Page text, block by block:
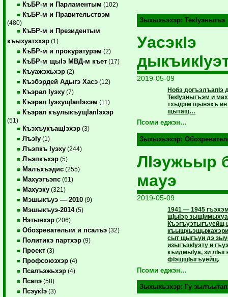
КъБР-м и Парламентым (102)
КъБР-м и Правительствэм
(480)
КъБР-м и Президентым
къыхуатххэр (1)
КъБР-м и прокуратурэм (2)
КъБР-м щыIэ МВД-м къет (17)
Къуажэхьхэр (2)
Къэбэрдей Адыгэ Хасэ (12)
Къэрал Iуэху (7)
Къэрал IуэхущIапIэхэм (11)
Къэрал къулыкъущIапIэхэр
(51)
КъэхъукъащIэхэр (3)
ЛъэIу (1)
Лъэпкъ Iуэху (244)
Лъэпкъхэр (5)
Малъхъэдис (255)
Махуэгъэпс (61)
Махуэку (321)
Мэшыкъуэ — 2010 (9)
Мэшыкъуэ-2014(5)
Нэтынхэр (206)
Обозревателым и псалъэ (32)
Политикэ партхэр (9)
Проект (3)
Профсоюзхэр (4)
Псалъэжьхэр (4)
Псапэ (58)
ПсэукIэ (3)
Зыхыхьэхэр:ТекIуэныгъэ
УасэкIэ
2019-05-09
Нобэ догъэлъапIэ
ТекIуэныгъэм и
тхыдэм щынэхъ ин
щытащ…
Псоми еджэн…
Зыхыхьэхэр:
ЛIэужьыр
мауэ
2019-05-09
1941 — 1945
щIыIэр
сыт щыгъуи дэ
изыгъэкIуэту и
къидмыIуа, зи
фIэщщIыгъуейщ.
Псоми еджэн…
Зыхыхьэхэр: Гу